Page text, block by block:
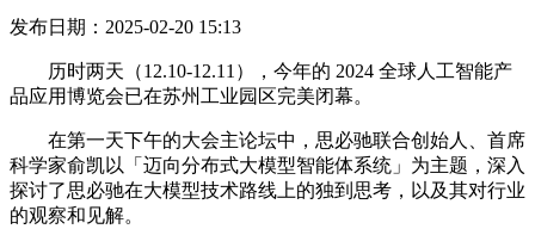
发布日期：2025-02-20 15:13
历时两天（12.10-12.11），今年的 2024 全球人工智能产
品应用博览会已在苏州工业园区完美闭幕。
在第一天下午的大会主论坛中，思必驰联合创始人、首席
科学家俞凯以「迈向分布式大模型智能体系统」为主题，深入
探讨了思必驰在大模型技术路线上的独到思考，以及其对行业
的观察和见解。